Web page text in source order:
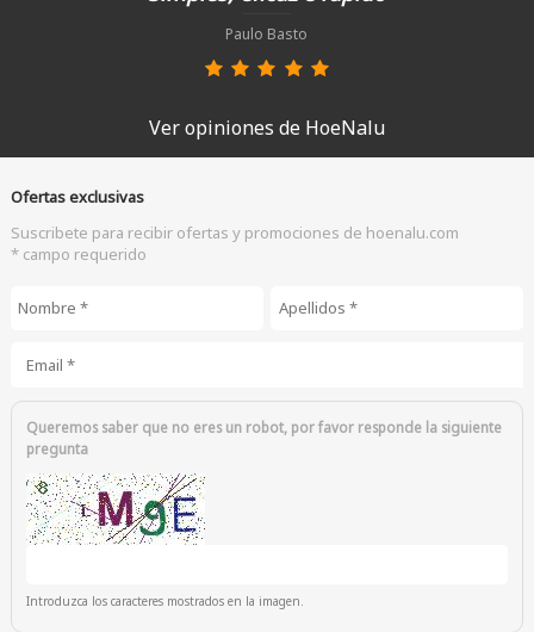
Paulo Basto
Ver opiniones de HoeNalu
Ofertas exclusivas
Suscribete para recibir ofertas y promociones de hoenalu.com
* campo requerido
Nombre
Apellidos
Queremos saber que no eres un robot, por favor responde la siguiente
pregunta
Introduzca los caracteres mostrados en la imagen.